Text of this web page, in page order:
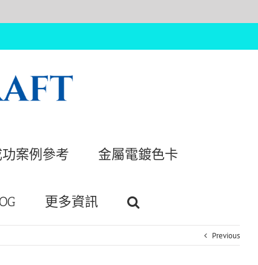
案例參考 金屬電鍍色卡
更多資訊
Previous